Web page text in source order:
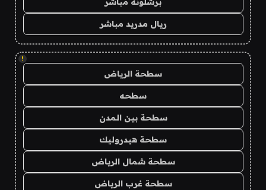
ريال مدريد مباشر
!
سطحة الرياض
سطحه
سطحة بين المدن
سطحة هيدروليك
سطحة شمال الرياض
سطحة غرب الرياض